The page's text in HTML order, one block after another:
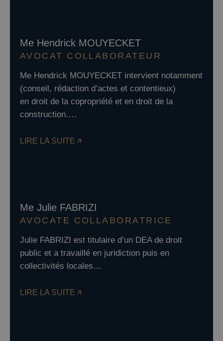
Me Hendrick MOUYECKET
AVOCAT COLLABORATEUR
Me Hendrick MOUYECKET intervient notamment
(conseil, rédaction d’actes et contentieux)
en droit de la copropriété et en droit de la
construction….
LIRE LA SUITE
Me Julie FABRIZI
AVOCATE COLLABORATRICE
Julie FABRIZI est titulaire d’un DEA de droit
public et a travaillé en juridiction puis en
collectivités locales…
LIRE LA SUITE